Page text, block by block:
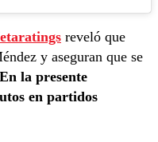
reveló que
y aseguran que se
la presente
en partidos